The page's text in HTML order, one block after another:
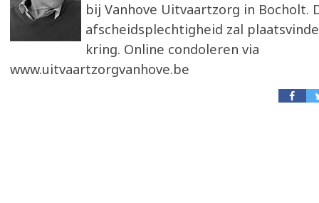
bij Vanhove Uitvaartzorg in Bocholt.
afscheidsplechtigheid zal
kring. Online condoleren via
www.uitvaartzorgvanhove.be